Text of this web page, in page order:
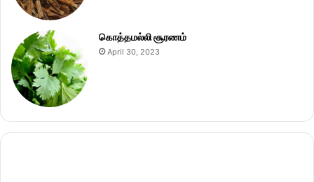
கொத்தமல்லி சூரணம்
April 30, 2023